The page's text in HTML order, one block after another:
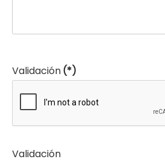
Validación(*)
Validación